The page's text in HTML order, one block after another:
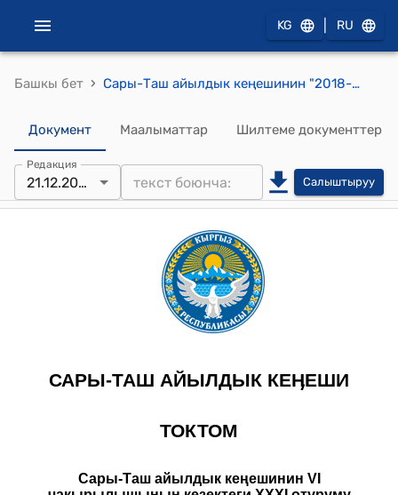
KG RU
Башкы бет › Сары-Таш айылдык кеңешинин "2018-жылдын 21-декабрындагы № 31/2 "Сары-Таш айыл өкмөтүнүн 2019-жылдын 1-январына карата жергиликтүү бюджетинин өздүк кирешесинен 1920,7 миң сом калган калдык акча каражатын 2019-жылдын бюджетине иштетүү жөнүндө" токтому
Документ Маалыматтар Шилтеме документтер
Редакция
21.12.2018 Салыштыруу